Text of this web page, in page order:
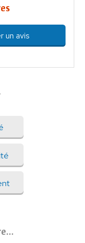
un avis